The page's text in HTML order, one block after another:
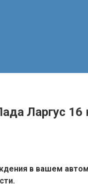
Ларгус 16
в вашем